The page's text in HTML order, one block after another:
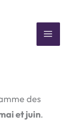
des
et juin.